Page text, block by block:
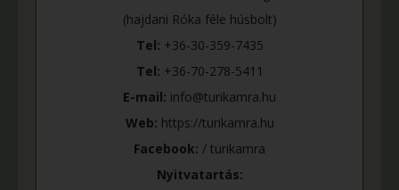
(hajdani Róka féle húsbolt)
Tel: +36-30-359-7435
Tel: +36-70-278-5411
E-mail: info@turikamra.hu
Web: https://turikamra.hu
Facebook: / turikamra
Nyitvatartás: